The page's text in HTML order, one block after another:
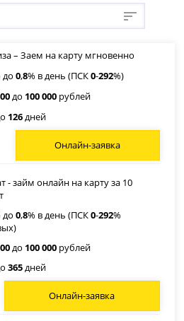
– Заем на карту мгновенно
до0,8% в день (ПСК0-292%)
до 100 000 рублей
126дней
Онлайн-заявка
- займ онлайн на карту за 10
до0,8% в день (ПСК0-292%
до 100 000 рублей
365дней
Онлайн-заявка